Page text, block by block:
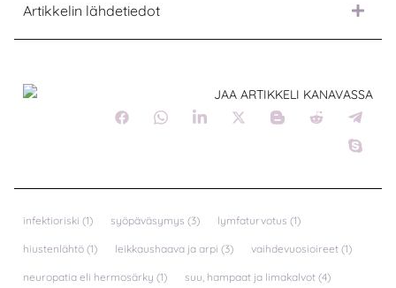
Artikkelin lähdetiedot
JAA ARTIKKELI KANAVASSA
infektioriski (1) syöpäväsymys (3) lymfaturvotus (1)
hiustenlähtö (1) leikkaushaava ja arpi (3) vaihdevuosioireet (1)
neuropatia eli hermosärky (1) suu, hampaat ja limakalvot (4)